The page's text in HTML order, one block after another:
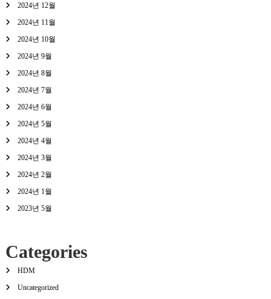
2024년 12월
2024년 11월
2024년 10월
2024년 9월
2024년 8월
2024년 7월
2024년 6월
2024년 5월
2024년 4월
2024년 3월
2024년 2월
2024년 1월
2023년 5월
Categories
HDM
Uncategorized